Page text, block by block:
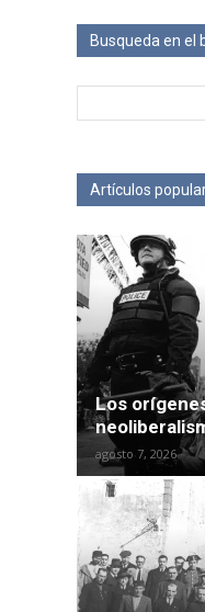
Busqueda en el
Artículos
Los
agosto 7, 2026